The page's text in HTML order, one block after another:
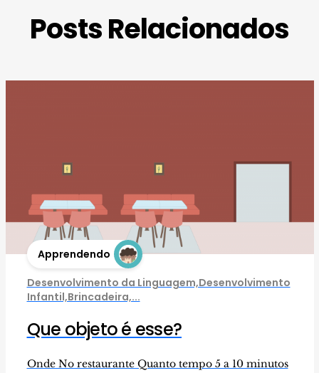
Posts Relacionados
Apprendendo
Desenvolvimento da Linguagem,Desenvolvimento
Infantil,Brincadeira,...
Que objeto é esse?
Onde No restaurante Quanto tempo 5 a 10 minutos